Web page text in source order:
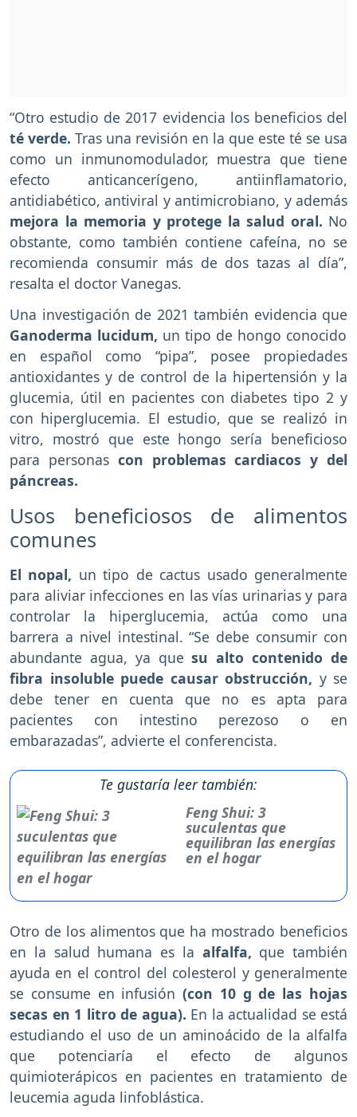
“Otro estudio de 2017 evidencia los beneficios del
té verde. Tras una revisión en la que este té se usa
como un inmunomodulador, muestra que tiene
efecto anticancerígeno, antiinflamatorio,
antidiabético, antiviral y antimicrobiano, y además
mejora la memoria y protege la salud oral. No
obstante, como también contiene cafeína, no se
recomienda consumir más de dos tazas al día”,
resalta el doctor Vanegas.
Una investigación de 2021 también evidencia que
Ganoderma lucidum, un tipo de hongo conocido
en español como “pipa”, posee propiedades
antioxidantes y de control de la hipertensión y la
glucemia, útil en pacientes con diabetes tipo 2 y
con hiperglucemia. El estudio, que se realizó in
vitro, mostró que este hongo sería beneficioso
para personas con problemas cardiacos y del
páncreas.
Usos beneficiosos de alimentos
comunes
El nopal, un tipo de cactus usado generalmente
para aliviar infecciones en las vías urinarias y para
controlar la hiperglucemia, actúa como una
barrera a nivel intestinal. “Se debe consumir con
abundante agua, ya quesu alto contenido de
fibra insoluble puede causar obstrucción, y se
debe tener en cuenta que no es apta para
pacientes con intestino perezoso o en
embarazadas”, advierte el conferencista.
Te gustaría leer también:
Feng Shui: 3
suculentas que
equilibran las energías
en el hogar
Otro de los alimentos que ha mostrado beneficios
en la salud humana es la alfalfa, que también
ayuda en el control del colesterol y generalmente
se consume en infusión(con 10 g de las hojas
secas en 1 litro de agua). En la actualidad se está
estudiando el uso de un aminoácido de la alfalfa
que potenciaría el efecto de algunos
quimioterápicos en pacientes en tratamiento de
leucemia aguda linfoblástica.